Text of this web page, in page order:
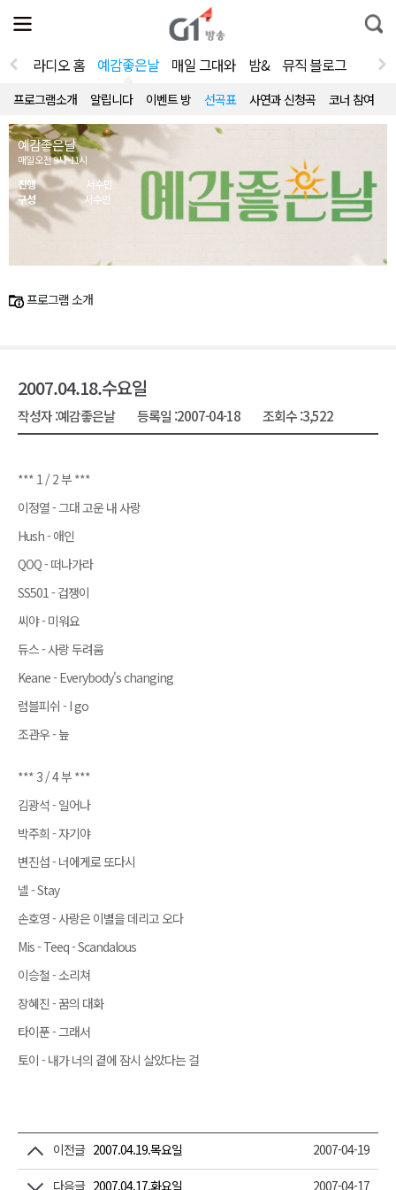
전
체
뉴
열
통
합
라디오 홈 예감좋은날 매일 그대와 밤& 뮤직 블로그
프로그램소개 알립니다 이벤트 방 선곡표 사연과 신청곡 코너 참여
예감좋은날
매일 오전 9시~11시
진행
서수민
구성
서수민
프로그램 소개
2007.04.18.수요일
작성자 :예감좋은날 등록일 :2007-04-18 조회수 :3,522
*** 1 / 2 부 ***
이정열 - 그대 고운 내 사랑
Hush - 애인
QOQ - 떠나가라
SS501 - 겁쟁이
씨야 - 미워요
듀스 - 사랑 두려움
Keane - Everybody's changing
럼블피쉬 - I go
조관우 - 늪
*** 3 / 4 부 ***
김광석 - 일어나
박주희 - 자기야
변진섭 - 너에게로 또다시
넬 - Stay
손호영 - 사랑은 이별을 데리고 오다
Mis - Teeq - Scandalous
이승철 - 소리쳐
장혜진 - 꿈의 대화
타이푼 - 그래서
토이 - 내가 너의 곁에 잠시 살았다는 걸
이전글 2007.04.19.목요일 2007-04-19
다음글 2007.04.17.화요일 2007-04-17